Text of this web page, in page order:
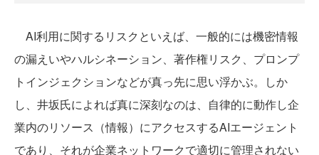
AI利用に関するリスクといえば、一般的には機密情報
の漏えいやハルシネーション、著作権リスク、プロンプ
トインジェクションなどが真っ先に思い浮かぶ。しか
し、井坂氏によれば真に深刻なのは、自律的に動作し企
業内のリソース（情報）にアクセスするAIエージェント
であり、それが企業ネットワークで適切に管理されない